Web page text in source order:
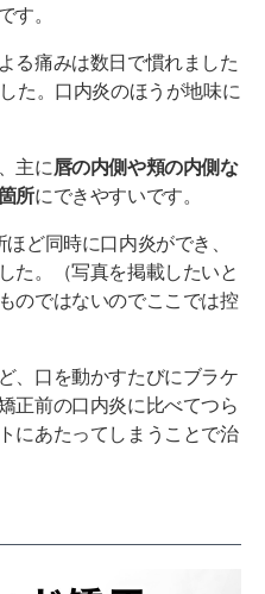
す。
る痛みは数日で慣れました
た。口内炎のほうが地味に
主に唇の内側や頬の内側な
所にできやすいです。
ど同時に口内炎ができ、
た。（写真を掲載したいと
のではないのでここでは控
、口を動かすたびにブラケ
正前の口内炎に比べてつら
にあたってしまうことで治